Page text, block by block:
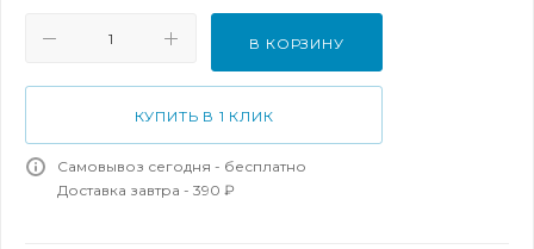
В КОРЗИНУ
КУПИТЬ В 1 КЛИК
Самовывоз сегодня - бесплатно
Доставка завтра - 390 ₽